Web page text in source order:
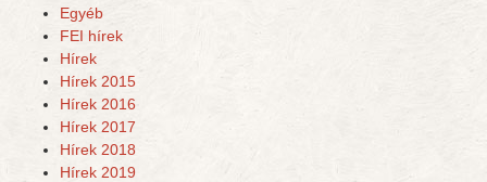
Egyéb
FEI hírek
Hírek
Hírek 2015
Hírek 2016
Hírek 2017
Hírek 2018
Hírek 2019